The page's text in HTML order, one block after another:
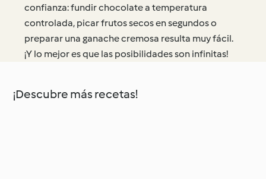
confianza: fundir chocolate a temperatura
controlada, picar frutos secos en segundos o
preparar una ganache cremosa resulta muy fácil.
¡Y lo mejor es que las posibilidades son infinitas!
¡Descubre más recetas!